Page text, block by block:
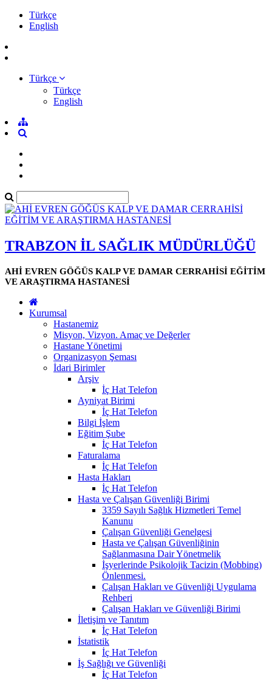
Türkçe
English
Türkçe
Türkçe
English
TRABZON İL SAĞLIK MÜDÜRLÜĞÜ
AHİ EVREN GÖĞÜS KALP VE DAMAR CERRAHİSİ EĞİTİM
VE ARAŞTIRMA HASTANESİ
Kurumsal
Hastanemiz
Misyon, Vizyon. Amaç ve Değerler
Hastane Yönetimi
Organizasyon Şeması
İdari Birimler
Arşiv
İç Hat Telefon
Ayniyat Birimi
İç Hat Telefon
Bilgi İşlem
Eğitim Şube
İç Hat Telefon
Faturalama
İç Hat Telefon
Hasta Hakları
İç Hat Telefon
Hasta ve Çalışan Güvenliği Birimi
3359 Sayılı Sağlık Hizmetleri Temel
Kanunu
Çalışan Güvenliği Genelgesi
Hasta ve Çalışan Güvenliğinin
Sağlanmasına Dair Yönetmelik
İşyerlerinde Psikolojik Tacizin (Mobbing)
Önlenmesi.
Çalışan Hakları ve Güvenliği Uygulama
Rehberi
Çalışan Hakları ve Güvenliği Birimi
İletişim ve Tanıtım
İç Hat Telefon
İstatistik
İç Hat Telefon
İş Sağlığı ve Güvenliği
İç Hat Telefon